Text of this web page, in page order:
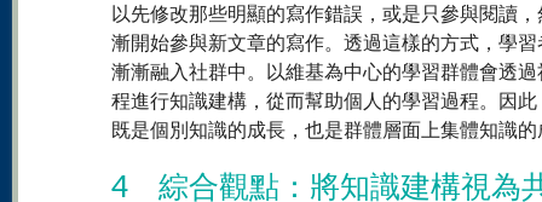
以先修改那些明顯的寫作錯誤，或是只參與閱讀
漸開始參與新文章的寫作。透過這樣的方式，學
漸漸融入社群中。以維基為中心的學習群體會透
程進行知識建構，從而幫助個人的學習過程。因
既是個別知識的成長，也是群體層面上集體知識
4 綜合觀點：將知識建構視為